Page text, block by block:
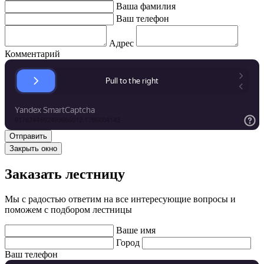
Ваша фамилия
Ваш телефон
Адрес
Комментарий
Закрыть окно
Заказать лестницу
Мы с радостью ответим на все интересующие вопросы и
поможем с подбором лестницы
Ваше имя
Город
Ваш телефон